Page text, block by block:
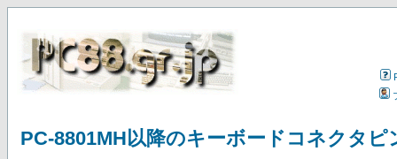
PC-8801MH以降のキーボードコネクタ